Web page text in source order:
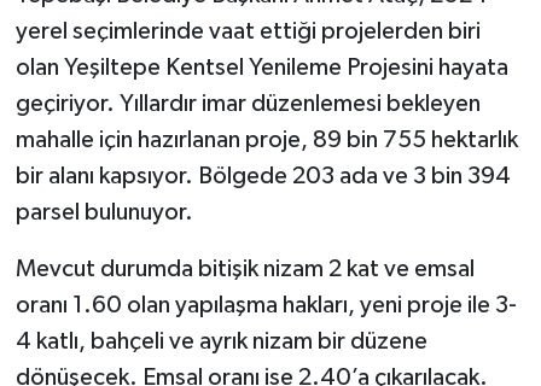
yerel seçimlerinde vaat ettiği projelerden biri
olan Yeşiltepe Kentsel Yenileme Projesini hayata
geçiriyor. Yıllardır imar düzenlemesi bekleyen
mahalle için hazırlanan proje, 89 bin 755 hektarlık
bir alanı kapsıyor. Bölgede 203 ada ve 3 bin 394
parsel bulunuyor.
Mevcut durumda bitişik nizam 2 kat ve emsal
oranı 1.60 olan yapılaşma hakları, yeni proje ile 3-
4 katlı, bahçeli ve ayrık nizam bir düzene
dönüşecek. Emsal oranı ise 2.40’a çıkarılacak.